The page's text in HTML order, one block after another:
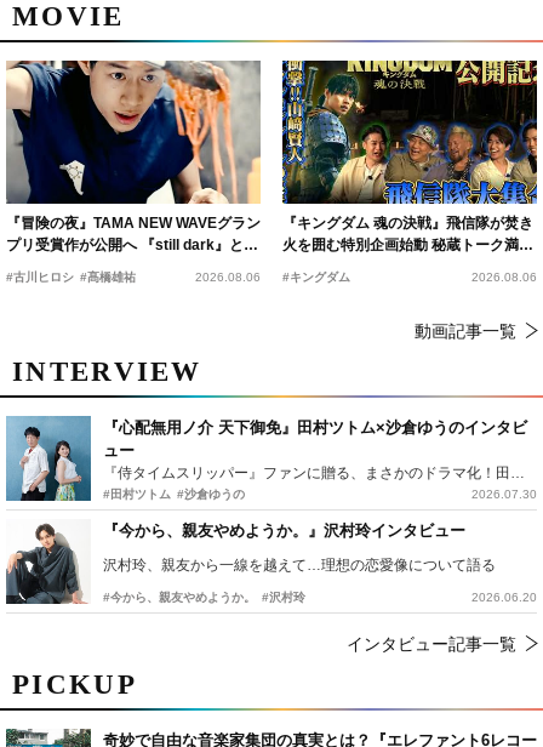
PICKUP
奇妙で自由な音楽家集団の真実とは？『エレファント6レコー
MOVIE
『冒険の夜』TAMA NEW WAVEグラン
プリ受賞作が公開へ 『still dark』と同
時上映決定
#古川ヒロシ #髙橋雄祐 2026.08.06
『キングダム 魂の決戦』飛信隊が焚き
火を囲む特別企画始動 秘蔵トーク満載
の“キングダムキャンプ”開催
#キングダム 2026.08.06
動画記事一覧
INTERVIEW
『心配無用ノ介 天下御免』田村ツトム×沙倉ゆうのインタビ
ュー
『侍タイムスリッパー』ファンに贈る、まさかのドラマ化！田村ツトム×沙倉ゆうのが語る『心配無用ノ介』撮影秘話
#田村ツトム #沙倉ゆうの 2026.07.30
『今から、親友やめようか。』沢村玲インタビュー
沢村玲、親友から一線を越えて…理想の恋愛像について語る
#今から、親友やめようか。 #沢村玲 2026.06.20
インタビュー記事一覧